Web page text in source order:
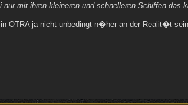
mit ihren kleineren und schnelleren Schiffen
in OTRA ja nicht unbedingt n�her an der Realit�t